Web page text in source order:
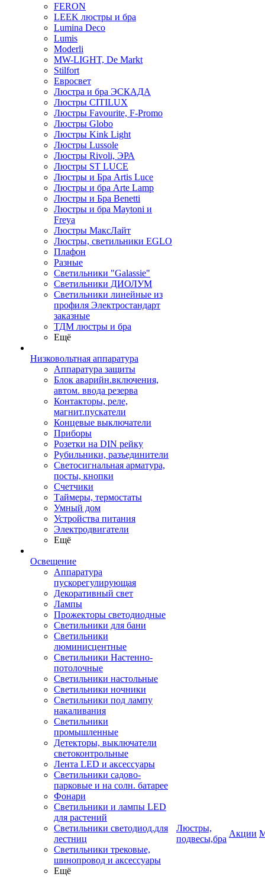
FERON
LEEK люстры и бра
Lumina Deco
Lumis
Moderli
MW-LIGHT, De Markt
Stilfort
Евросвет
Люстра и бра ЭСКАДА
Люстры CITILUX
Люстры Favourite, F-Promo
Люстры Globo
Люстры Kink Light
Люстры Lussole
Люстры Rivoli, ЭРА
Люстры ST LUCE
Люстры и Бра Artis Luce
Люстры и бра Arte Lamp
Люстры и Бра Benetti
Люстры и бра Maytoni и
Freya
Люстры МаксЛайт
Люстры, светильники EGLO
Плафон
Разные
Светильники "Galassie"
Светильники ДИОЛУМ
Светильники линейные из
профиля Электростандарт
заказные
ТДМ люстры и бра
Ещё
Низковольтная аппаратура
Аппаратура защиты
Блок аварийн.включения,
автом. ввода резерва
Контакторы, реле,
магнит.пускатели
Концевые выключатели
Приборы
Розетки на DIN рейку
Рубильники, разъединители
Светосигнальная арматура,
посты, кнопки
Счетчики
Таймеры, термостаты
Умный дом
Устройства питания
Электродвигатели
Ещё
Освещение
Аппаратура
пускорегулирующая
Декоративный свет
Лампы
Прожекторы светодиодные
Светильники для бани
Светильники
люминисцентные
Светильники Настенно-
потолочные
Светильники настольные
Светильники ночники
Светильники под лампу
накаливания
Светильники
промышленные
Детекторы, выключатели
светоконтрольные
Лента LED и аксессуары
Светильники садово-
парковые и на солн. батарее
Фонари
Светильники и лампы LED
для растений
Светильники светодиод.для
лестниц
Светильники трековые,
шинопровод и аксессуары
Ещё
Люстры,
подвесы,бра
Акции